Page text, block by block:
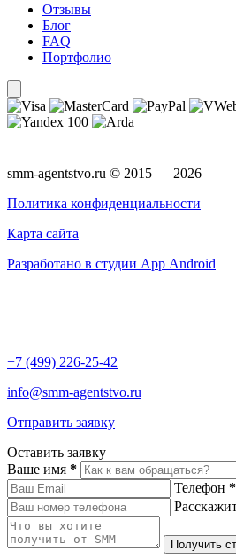
Отзывы
Блог
FAQ
Портфолио
smm-agentstvo.ru © 2015 — 2026
Политика конфиденциальности
Карта сайта
Разработано в студии App Android
+7 (499) 226-25-42
info@smm-agentstvo.ru
Отправить заявку
Оставить заявку
Ваше имя *
Телефон *